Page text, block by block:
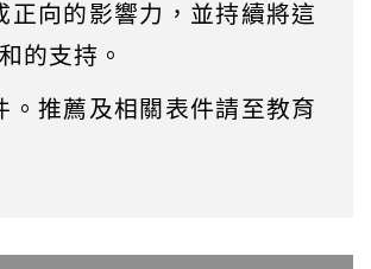
向的影響力，並持續將這
的支持。
。推薦及相關表件請至教育